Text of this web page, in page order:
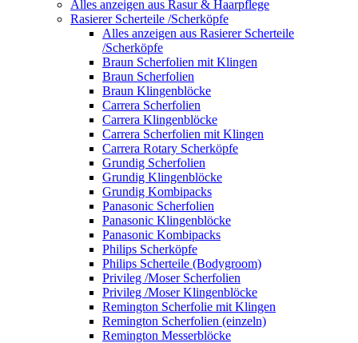
Alles anzeigen aus Rasur & Haarpflege
Rasierer Scherteile /Scherköpfe
Alles anzeigen aus Rasierer Scherteile
/Scherköpfe
Braun Scherfolien mit Klingen
Braun Scherfolien
Braun Klingenblöcke
Carrera Scherfolien
Carrera Klingenblöcke
Carrera Scherfolien mit Klingen
Carrera Rotary Scherköpfe
Grundig Scherfolien
Grundig Klingenblöcke
Grundig Kombipacks
Panasonic Scherfolien
Panasonic Klingenblöcke
Panasonic Kombipacks
Philips Scherköpfe
Philips Scherteile (Bodygroom)
Privileg /Moser Scherfolien
Privileg /Moser Klingenblöcke
Remington Scherfolie mit Klingen
Remington Scherfolien (einzeln)
Remington Messerblöcke